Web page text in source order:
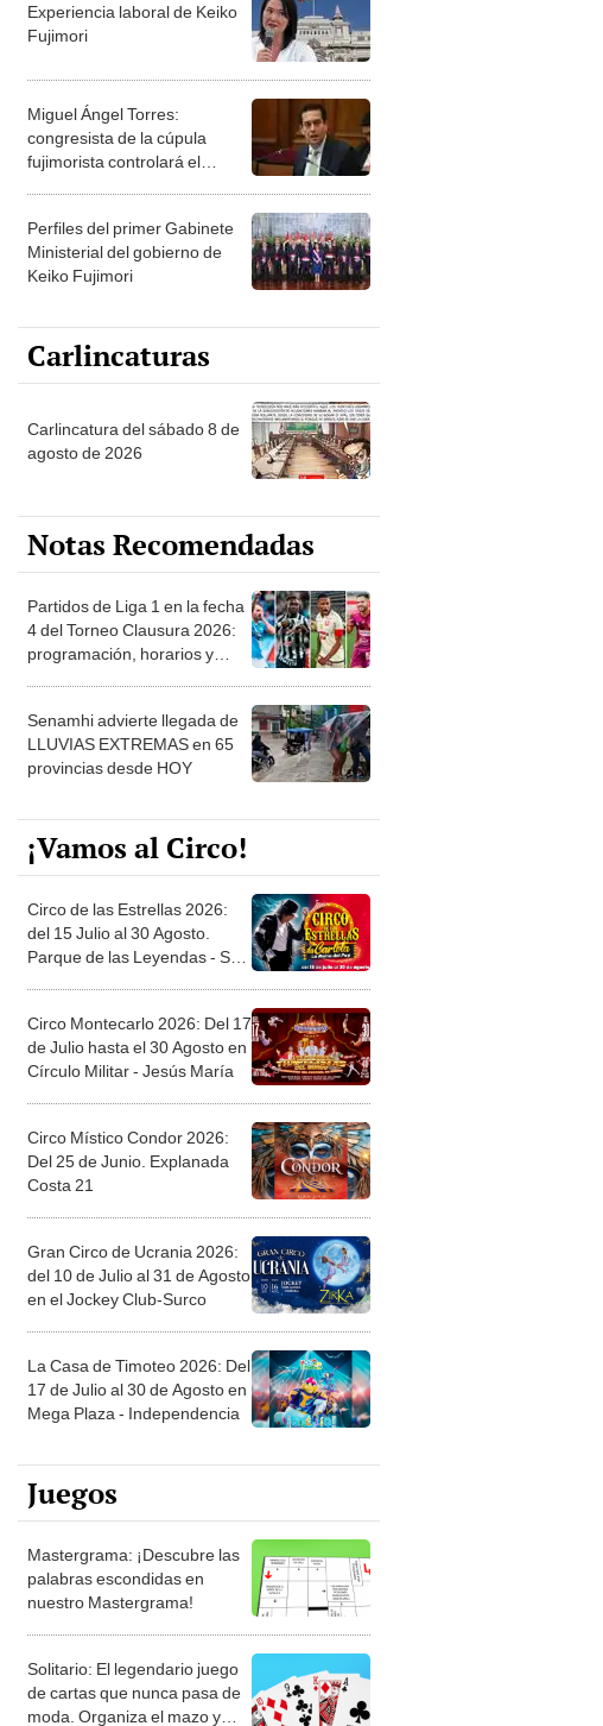
Experiencia laboral de Keiko
Fujimori
Miguel Ángel Torres:
congresista de la cúpula
fujimorista controlará el
Perfiles del primer Gabinete
Ministerial del gobierno de
Keiko Fujimori
Carlincaturas
Carlincatura del sábado 8 de
agosto de 2026
Notas Recomendadas
Partidos de Liga 1 en la fecha
4 del Torneo Clausura 2026:
programación, horarios y
Senamhi advierte llegada de
LLUVIAS EXTREMAS en 65
provincias desde HOY
¡Vamos al Circo!
Circo de las Estrellas 2026:
del 15 Julio al 30 Agosto.
Parque de las Leyendas - San
Circo Montecarlo 2026: Del 17
de Julio hasta el 30 Agosto en
Círculo Militar - Jesús María
Circo Místico Condor 2026:
Del 25 de Junio. Explanada
Costa 21
Gran Circo de Ucrania 2026:
del 10 de Julio al 31 de Agosto
en el Jockey Club-Surco
La Casa de Timoteo 2026: Del
17 de Julio al 30 de Agosto en
Mega Plaza - Independencia
Juegos
Mastergrama: ¡Descubre las
palabras escondidas en
nuestro Mastergrama!
Solitario: El legendario juego
de cartas que nunca pasa de
moda. Organiza el mazo y